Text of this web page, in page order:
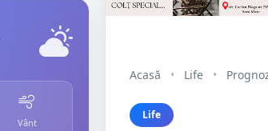
Vânt
Acasă • Life •
Life